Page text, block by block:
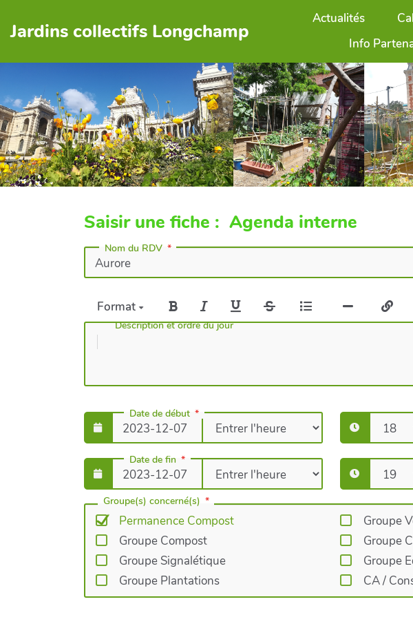
Jardins collectifs Longchamp
Actualités
Info
Saisir une fiche : Agenda interne
Nom du RDV
Description et ordre du jour
Format
Date de début
Date de fin
Groupe(s) concerné(s)
Permanence Compost
Groupe Compost
Groupe Signalétique
Groupe Plantations
Groupe
Groupe
Groupe
CA /